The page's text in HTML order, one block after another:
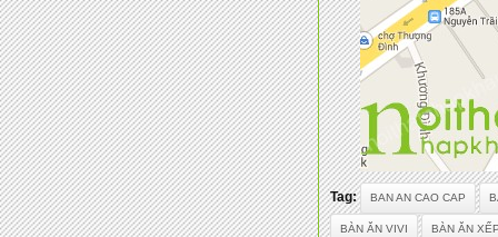
Tag: BAN AN CAO CAP
BÀN ĂN VIVI BÀN ĂN